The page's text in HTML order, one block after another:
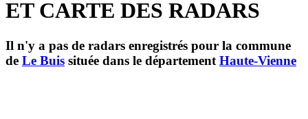
ET CARTE DES RADARS
Il n'y a pas de radars enregistrés pour la commune
de Le Buis située dans le département Haute-Vienne